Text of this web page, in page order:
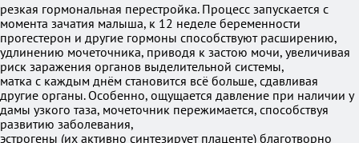
резкая гормональная перестройка. Процесс запускается с
момента зачатия малыша, к 12 неделе беременности
прогестерон и другие гормоны способствуют расширению,
удлинению мочеточника, приводя к застою мочи, увеличивая
риск заражения органов выделительной системы,
матка с каждым днём становится всё больше, сдавливая
другие органы. Особенно, ощущается давление при наличии у
дамы узкого таза, мочеточник пережимается, способствуя
развитию заболевания,
эстрогены (их активно синтезирует плаценте) благотворно